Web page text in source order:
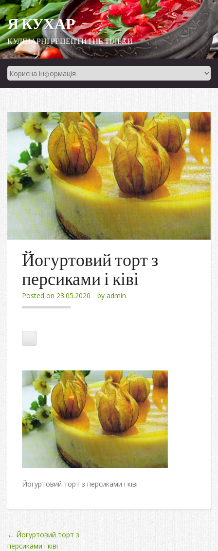
Я КУХАР
КУЛІНАРНІ РЕЦЕПТИ І НЕ ТІЛЬКИ
Йогуртовий торт з
персиками і ківі
Posted on 23.05.2020 by admin
Йогуртовий торт з персиками і ківі
Post
← Йогуртовий торт з
персиками і ківі